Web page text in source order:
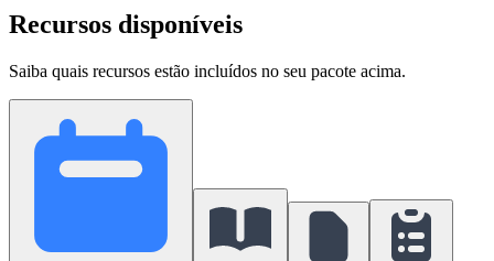
Recursos disponíveis
Saiba quais recursos estão incluídos no seu pacote acima.